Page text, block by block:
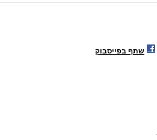
שתף בפייסבוק